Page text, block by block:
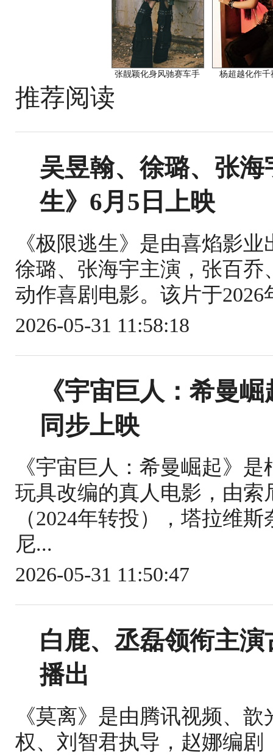
张靓颖化身风驰赛车手 杨超越化作千
推荐阅读
吴昱翰、徐璐、张
生》6月5日上映
《极限逃生》是由喜焰影
徐璐、张海宇主演，张百
动作喜剧电影。该片于
2026-05-31 11:58:18
《宇宙巨人：希曼
同步上映
《宇宙巨人：希曼崛起》
玩具改编的真人电影，由
（2024年转投），塔拉维
尼...
2026-05-31 11:50:47
白鹿、丞磊领衔主
播出
《莫离》是由腾讯视频、
权、刘智君执导，赵娜编